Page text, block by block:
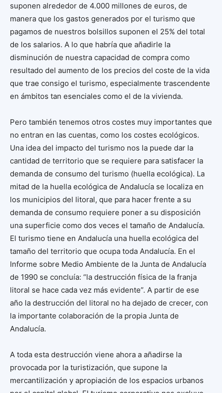
suponen alrededor de 4.000 millones de euros, de
manera que los gastos generados por el turismo que
pagamos de nuestros bolsillos suponen el 25% del total
de los salarios. A lo que habría que añadirle la
disminución de nuestra capacidad de compra como
resultado del aumento de los precios del coste de la vida
que trae consigo el turismo, especialmente trascendente
en ámbitos tan esenciales como el de la vivienda.
Pero también tenemos otros costes muy importantes que
no entran en las cuentas, como los costes ecológicos.
Una idea del impacto del turismo nos la puede dar la
cantidad de territorio que se requiere para satisfacer la
demanda de consumo del turismo (huella ecológica). La
mitad de la huella ecológica de Andalucía se localiza en
los municipios del litoral, que para hacer frente a su
demanda de consumo requiere poner a su disposición
una superficie como dos veces el tamaño de Andalucía.
El turismo tiene en Andalucía una huella ecológica del
tamaño del territorio que ocupa toda Andalucía. En el
Informe sobre Medio Ambiente de la Junta de Andalucía
de 1990 se concluía: “la destrucción física de la franja
litoral se hace cada vez más evidente”. A partir de ese
año la destrucción del litoral no ha dejado de crecer, con
la importante colaboración de la propia Junta de
Andalucía.
A toda esta destrucción viene ahora a añadirse la
provocada por la turistización, que supone la
mercantilización y apropiación de los espacios urbanos